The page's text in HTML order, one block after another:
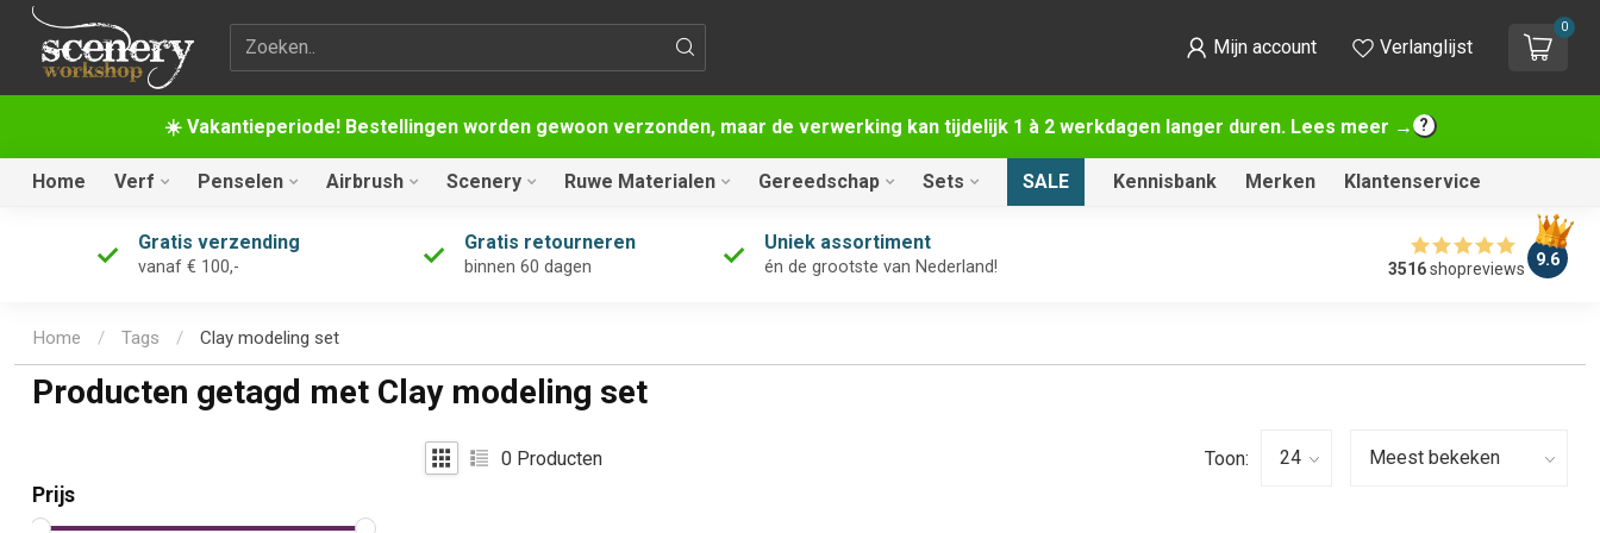
☀️ Vakantieperiode! Bestellingen worden gewoon verzonden, maar de verwerking kan tijdelijk 1 à 2 werkdagen langer duren. Lees meer →
Zoekterm Mijn account Verlanglijst
0
Home Verf Penselen Airbrush Scenery Ruwe Materialen Gereedschap Sets SALE Kennisbank Merken Klantenservice
Gratis verzending
vanaf € 100,-
Gratis retourneren
binnen 60 dagen
Uniek assortiment
én de grootste van Nederland! 3516shopreviews 9.6
Home / Tags / Clay modeling set
Producten getagd met Clay modeling set
Prijs
0 Producten Toon: